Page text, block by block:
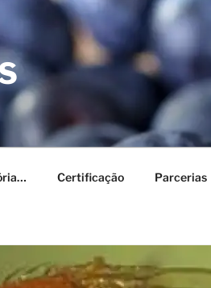
Certificação Parcerias